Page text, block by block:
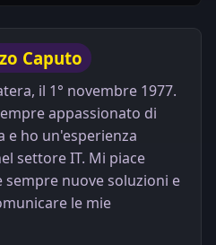
Caputo
il 1° novembre 1977.
appassionato di
e ho un'esperienza
settore IT. Mi piace
nuove soluzioni e
le mie